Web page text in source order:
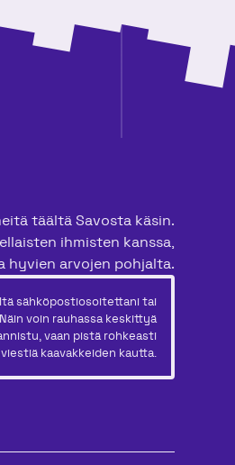
täältä Savosta käsin.
ihmisten kanssa,
hyvien arvojen pohjalta.
sähköpostiosoitettani tai
voin rauhassa keskittyä
vaan pistä rohkeasti
viestiä kaavakkeiden kautta.